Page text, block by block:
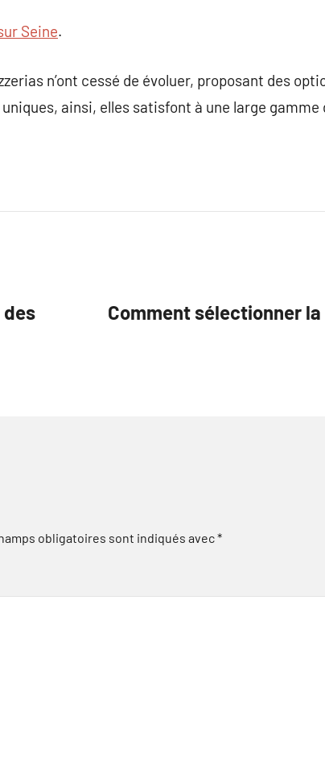
Seine.
n’ont cessé de évoluer, proposant des
ainsi, elles satisfont à une large gamme
des
Comment sélectionner
obligatoires sont indiqués avec*